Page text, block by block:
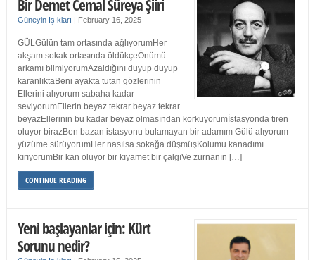
Bir Demet Cemal Süreya Şiiri
Güneyin Işıkları | February 16, 2025
GÜLGülün tam ortasında ağlıyorumHer
akşam sokak ortasında öldükçeÖnümü
arkamı bilmiyorumAzaldığını duyup duyup
karanlıktaBeni ayakta tutan gözlerinin
Ellerini alıyorum sabaha kadar
seviyorumEllerin beyaz tekrar beyaz tekrar
beyazEllerinin bu kadar beyaz olmasından korkuyorumİstasyonda tiren
oluyor birazBen bazan istasyonu bulamayan bir adamım Gülü alıyorum
yüzüme sürüyorumHer nasılsa sokağa düşmüşKolumu kanadımı
kırıyorumBir kan oluyor bir kıyamet bir çalgıVe zurnanın […]
CONTINUE READING
Yeni başlayanlar için: Kürt
Sorunu nedir?